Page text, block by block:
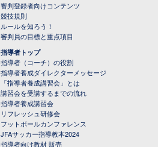
審判登録者向けコンテンツ
競技規則
ルールを知ろう！
審判員の目標と重点項目
指導者トップ
指導者（コーチ）の役割
指導者養成ダイレクターメッセージ
「指導者養成講習会」とは
講習会を受講するまでの流れ
指導者養成講習会
リフレッシュ研修会
フットボールカンファレンス
JFAサッカー指導教本2024
指導者向け教材 販売